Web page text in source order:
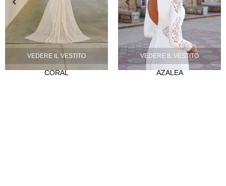
VEDERE IL VESTITO
CORAL
VEDERE IL VESTITO
AZALEA